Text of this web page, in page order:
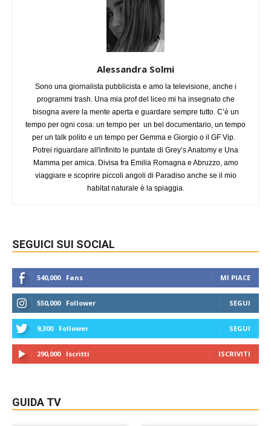
Alessandra Solmi
Sono una giornalista pubblicista e amo la televisione, anche i
programmi trash. Una mia prof del liceo mi ha insegnato che
bisogna avere la mente aperta e guardare sempre tutto. C’è un
tempo per ogni cosa: un tempo per un bel documentario, un tempo
per un talk polito e un tempo per Gemma e Giorgio o il GF Vip.
Potrei riguardare all'infinito le puntate di Grey’s Anatomy e Una
Mamma per amica. Divisa fra Emilia Romagna e Abruzzo, amo
viaggiare e scoprire piccoli angoli di Paradiso anche se il mio
habitat naturale è la spiaggia.
SEGUICI SUI SOCIAL
540,000 Fans MI PIACE
550,000 Follower SEGUI
9,300 Follower SEGUI
290,000 Iscritti ISCRIVITI
GUIDA TV